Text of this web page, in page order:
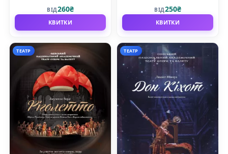
ВІД260₴
КВИТКИ
ВІД250₴
КВИТКИ
ТЕАТР ТЕАТР